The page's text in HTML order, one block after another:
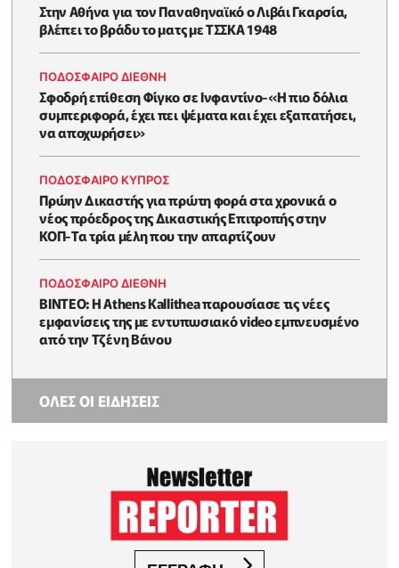
Στην Αθήνα για τον Παναθηναϊκό ο Λιβάι Γκαρσία,
βλέπει το βράδυ το ματς με ΤΣΣΚΑ 1948
ΠΟΔΟΣΦΑΙΡΟ ΔΙΕΘΝΗ
Σφοδρή επίθεση Φίγκο σε Ινφαντίνο-«Η πιο δόλια
συμπεριφορά, έχει πει ψέματα και έχει εξαπατήσει,
να αποχωρήσει»
ΠΟΔΟΣΦΑΙΡΟ ΚΥΠΡΟΣ
Πρώην Δικαστής για πρώτη φορά στα χρονικά ο
νέος πρόεδρος της Δικαστικής Επιτροπής στην
ΚΟΠ-Τα τρία μέλη που την απαρτίζουν
ΠΟΔΟΣΦΑΙΡΟ ΔΙΕΘΝΗ
BINTEO: Η Athens Kallithea παρουσίασε τις νέες
εμφανίσεις της με εντυπωσιακό video εμπνευσμένο
από την Τζένη Βάνου
ΟΛΕΣ ΟΙ ΕΙΔΗΣΕΙΣ